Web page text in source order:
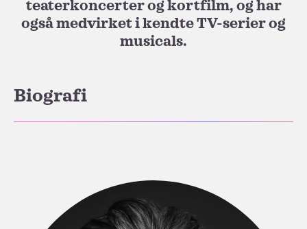
teaterkoncerter og kortfilm, og har
også medvirket i kendte TV-serier og
musicals.
Biografi